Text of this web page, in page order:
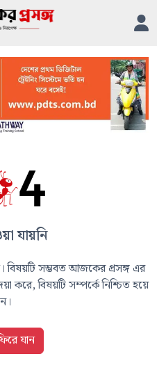
যায়নি
বিষয়টি সম্ভবত আজকের প্রসঙ্গ এর
করে, বিষয়টি সম্পর্কে নিশ্চিত হয়ে
যান